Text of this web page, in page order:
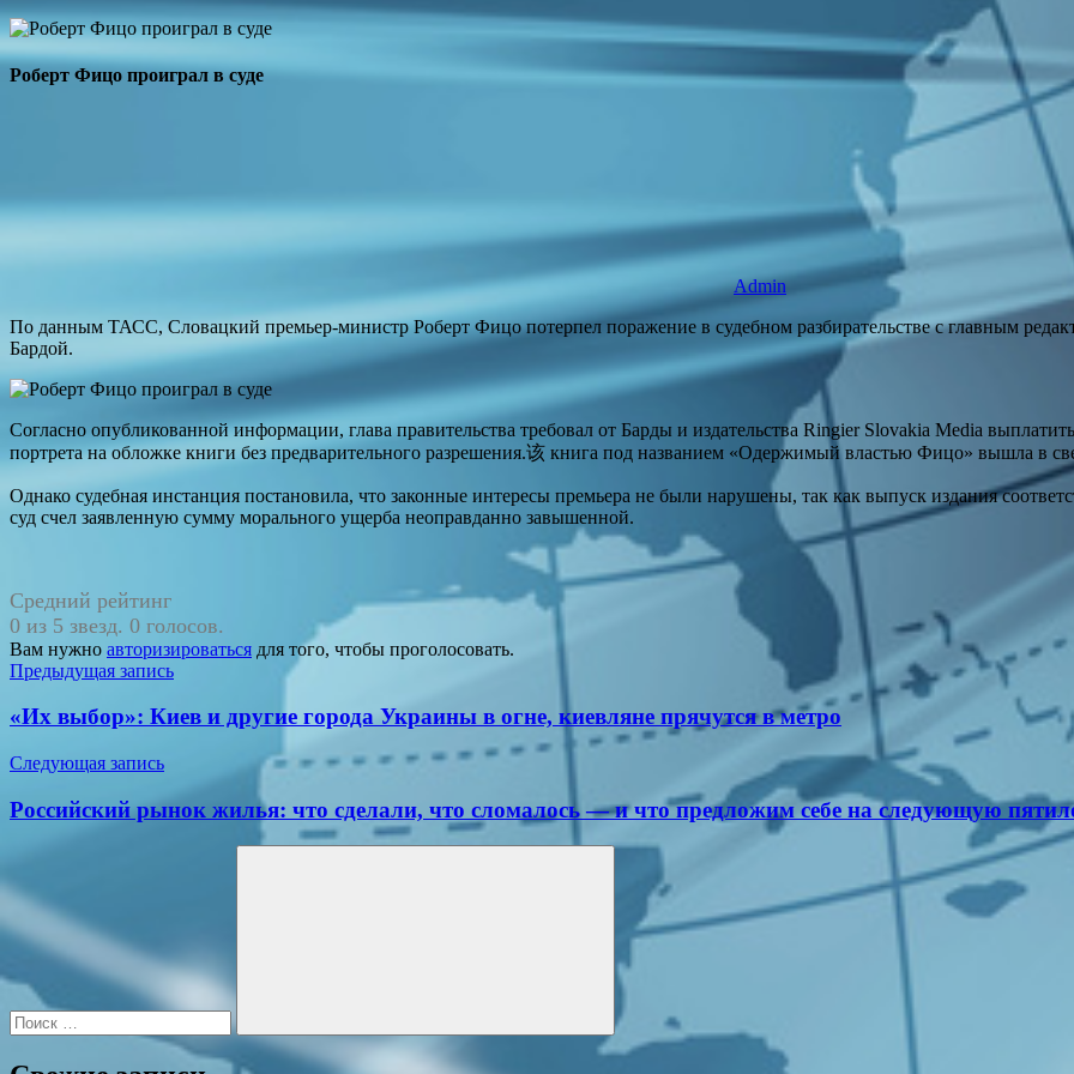
Роберт Фицо проиграл в суде
Admin
По данным ТАСС, Словацкий премьер-министр Роберт Фицо потерпел поражение в судебном разбирательстве с главным
Бардой.
Согласно опубликованной информации, глава правительства требовал от Барды и издательства Ringier Slovakia Media
портрета на обложке книги без предварительного разрешения.该 книга под названием «Одержимый властью Фицо» вышла в
Однако судебная инстанция постановила, что законные интересы премьера не были нарушены, так как выпуск издания
суд счел заявленную сумму морального ущерба неоправданно завышенной.
Средний рейтинг
0 из 5 звезд. 0 голосов.
Вам нужно авторизироваться для того, чтобы проголосовать.
Навигация
по
записям
Предыдущая запись
«Их выбор»: Киев и другие города Украины в огне, киевляне прячутся в метро
Следующая запись
Российский рынок жилья: что сделали, что сломалось — и что предложим себе на следующую
Поиск